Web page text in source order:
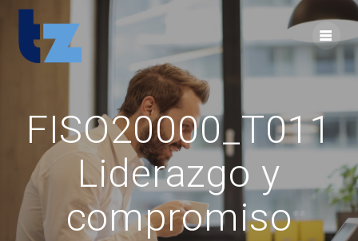
FISO20000_T011
Liderazgo y
compromiso